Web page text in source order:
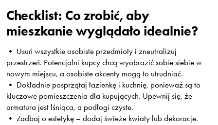
Checklist: Co zrobić, aby
mieszkanie wyglądało idealnie?
• Usuń wszystkie osobiste przedmioty i zneutralizuj
przestrzeń. Potencjalni kupcy chcą wyobrazić sobie siebie w
nowym miejscu, a osobiste akcenty mogą to utrudniać.
• Dokładnie posprzątaj łazienkę i kuchnię, ponieważ są to
kluczowe pomieszczenia dla kupujących. Upewnij się, że
armatura jest lśniąca, a podłogi czyste.
• Zadbaj o estetykę – dodaj świeże kwiaty lub dekoracje.